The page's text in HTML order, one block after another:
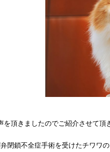
を頂きましたのでご紹介させて頂
閉鎖不全症手術を受けたチワワの